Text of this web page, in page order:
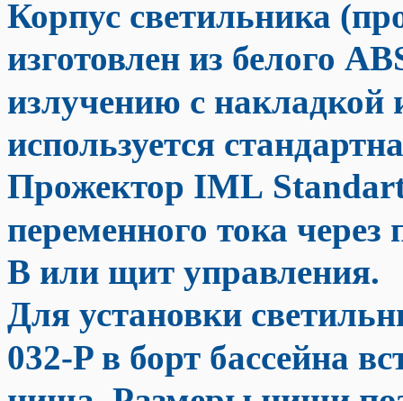
Корпус светильника
изготовлен из белого
излучению с
используется
Прожектор IML
переменного тока
В или щит управления.
Для установки
032-P в борт бассейна